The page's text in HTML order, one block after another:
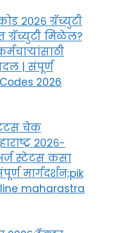
२०२६ ग्रॅच्युटी
ग्रॅच्युटी मिळेल?
| संपूर्ण
2026
चेक
२०२६-
स्टेटस कसा
मार्गदर्शन;pik
maharastra